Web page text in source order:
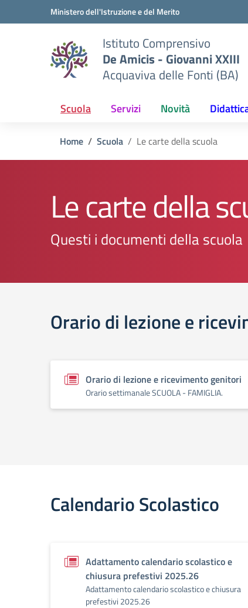
Vai ai contenuti
Vai al menu di navigazioneMinistero dell'Istruzione e del Merito
Istituto Comprensivo
De Amicis - Giovanni XXIII
Acquaviva delle Fonti (BA)
Scuola Servizi Novità
Home Scuola Le carte della scuola
Le carte della
Questi i documenti della scuola
Orario di lezione e
Orario di lezione e ricevimento genitori
Orario settimanale SCUOLA - FAMIGLIA.
Calendario Scolastico
Adattamento calendario scolastico e
chiusura prefestivi 2025.26
Adattamento calendario scolastico e chiusura
prefestivi 2025.26